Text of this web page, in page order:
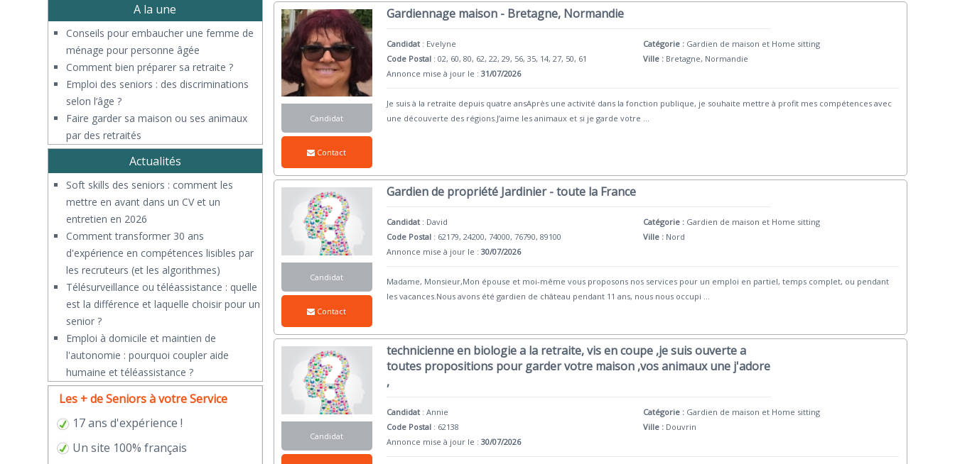
Candidat
Contact
Gardiennage maison - Bretagne, Normandie
Candidat : Evelyne
Code Postal : 02, 60, 80, 62, 22, 29, 56, 35, 14, 27, 50, 61
Annonce mise à jour le :31/07/2026
Catégorie : Gardien de maison et Home sitting
Ville : Bretagne, Normandie
Je suis à la retraite depuis quatre ansAprès une activité dans la fonction publique, je souhaite mettre à profit mes compétences avec
une découverte des régions.J’aime les animaux et si je garde votre ...
Candidat
Contact
Gardien de propriété Jardinier - toute la France
Candidat : David
Code Postal : 62179, 24200, 74000, 76790, 89100
Annonce mise à jour le :30/07/2026
Catégorie : Gardien de maison et Home sitting
Ville : Nord
Madame, Monsieur,Mon épouse et moi-même vous proposons nos services pour un emploi en partiel, temps complet, ou pendant
les vacances.Nous avons été gardien de château pendant 11 ans, nous nous occupi
Candidat
technicienne en biologie a la retraite, vis en coupe ,je suis ouverte a
toutes propositions pour garder votre maison ,vos animaux une j'adore
,
Candidat :Annie
Code Postal : 62138
Annonce mise à jour le :30/07/2026
Catégorie : Gardien de maison et Home sitting
Ville : Douvrin
A la une
Conseils pour embaucher une femme de
ménage pour personne âgée
Comment bien préparer sa retraite ?
Emploi des seniors : des discriminations
selon l’âge ?
Faire garder sa maison ou ses animaux
par des retraités
Actualités
Soft skills des seniors : comment les
mettre en avant dans un CV et un
entretien en 2026
Comment transformer 30 ans
d'expérience en compétences lisibles par
les recruteurs (et les algorithmes)
Télésurveillance ou téléassistance : quelle
est la différence et laquelle choisir pour un
senior ?
​Emploi à domicile et maintien de
l'autonomie : pourquoi coupler aide
humaine et téléassistance ?
Les + de Seniors à votre Service
17 ans d'expérience !
Un site 100% français